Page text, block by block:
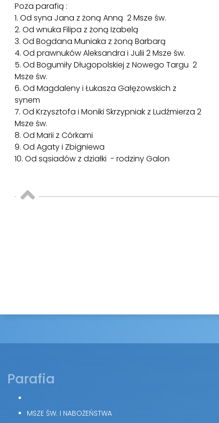
Poza parafią :
1. Od syna Jana z żoną Anną 2 Msze św.
2. Od wnuka Filipa z żoną Izabelą
3. Od Bogdana Muniaka z żoną Barbarą
4. Od prawnuków Aleksandra i Julii 2 Msze św.
5. Od Bogumiły Długopolskiej z Nowego Targu 2
Msze św.
6. Od Magdaleny i Łukasza Gałęzowskich z
synem
7. Od Krzysztofa i Moniki Skrzypniak z Ludźmierza 2
Msze św.
8. Od Marii z Córkami
9. Od Agaty i Zbigniewa
10. Od sąsiadów z działki - rodziny Galon
Parafia
MSZE ŚW. I NABOŻEŃSTWA